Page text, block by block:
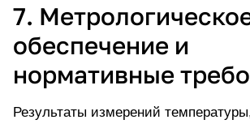
7.
обеспечение и
нормативные
Результаты измерений